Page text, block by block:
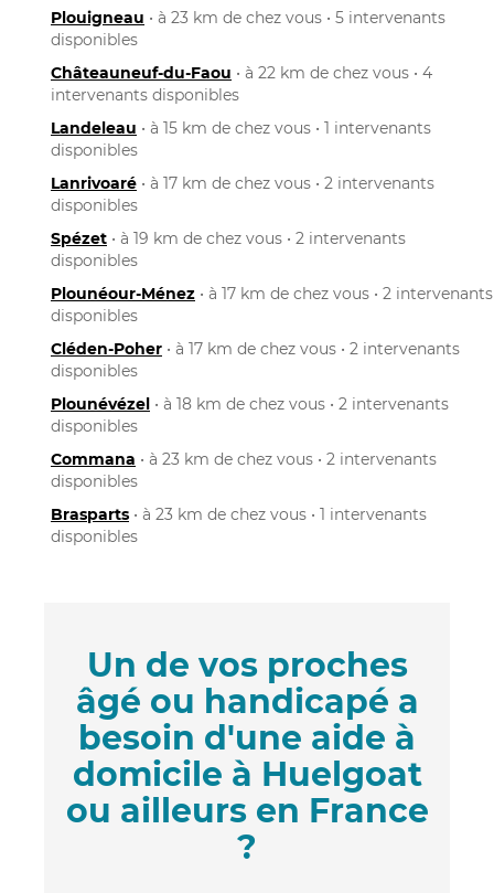
Plouigneau • à 23 km de chez vous • 5 intervenants
disponibles
Châteauneuf-du-Faou • à 22 km de chez vous • 4
intervenants disponibles
Landeleau • à 15 km de chez vous • 1 intervenants
disponibles
Lanrivoaré • à 17 km de chez vous • 2 intervenants
disponibles
Spézet • à 19 km de chez vous • 2 intervenants
disponibles
Plounéour-Ménez • à 17 km de chez vous • 2 intervenants
disponibles
Cléden-Poher • à 17 km de chez vous • 2 intervenants
disponibles
Plounévézel • à 18 km de chez vous • 2 intervenants
disponibles
Commana • à 23 km de chez vous • 2 intervenants
disponibles
Brasparts • à 23 km de chez vous • 1 intervenants
disponibles
Un de vos proches
âgé ou handicapé a
besoin d'une aide à
domicile à Huelgoat
ou ailleurs en France
?